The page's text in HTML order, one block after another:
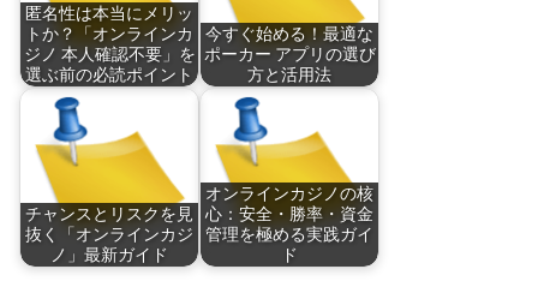
匿名性は本当にメリッ
トか？「オンラインカ
ジノ 本人確認不要」を
選ぶ前の必読ポイント
今すぐ始める！最適な
ポーカー アプリの選び
方と活用法
チャンスとリスクを見
抜く「オンラインカジ
ノ」最新ガイド
オンラインカジノの核
心：安全・勝率・資金
管理を極める実践ガイ
ド